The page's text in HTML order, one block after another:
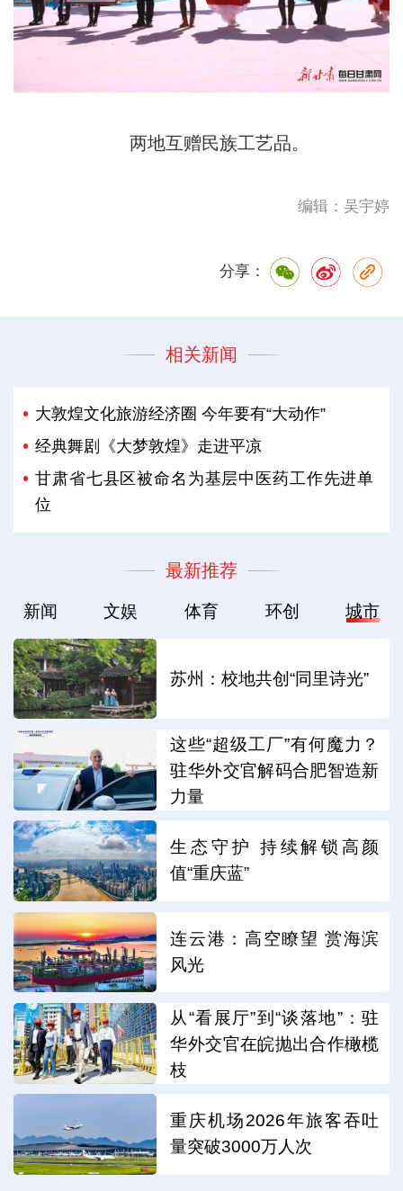
两地互赠民族工艺品。
编辑：吴宇婷
分享：
相关新闻
大敦煌文化旅游经济圈 今年要有“大动作”
经典舞剧《大梦敦煌》走进平凉
甘肃省七县区被命名为基层中医药工作先进单
位
最新推荐
新闻 文娱 体育 环创 城市
苏州：校地共创“同里诗光”
这些“超级工厂”有何魔力？
驻华外交官解码合肥智造新
力量
生态守护 持续解锁高颜
值“重庆蓝”
连云港：高空瞭望 赏海滨
风光
从“看展厅”到“谈落地”：驻
华外交官在皖抛出合作橄榄
枝
重庆机场2026年旅客吞吐
量突破3000万人次